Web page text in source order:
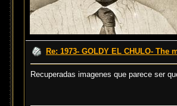
Re: 1973- GOLDY EL CHULO- The
Recuperadas imagenes que parece ser